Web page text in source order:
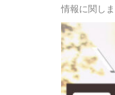
情報に関し